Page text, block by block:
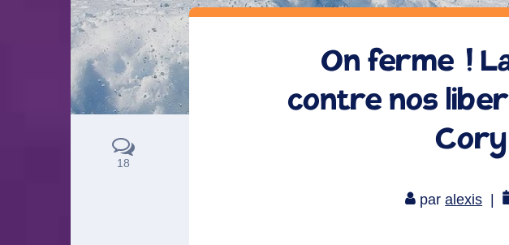
18
On ferme !
contre nos
paralexis